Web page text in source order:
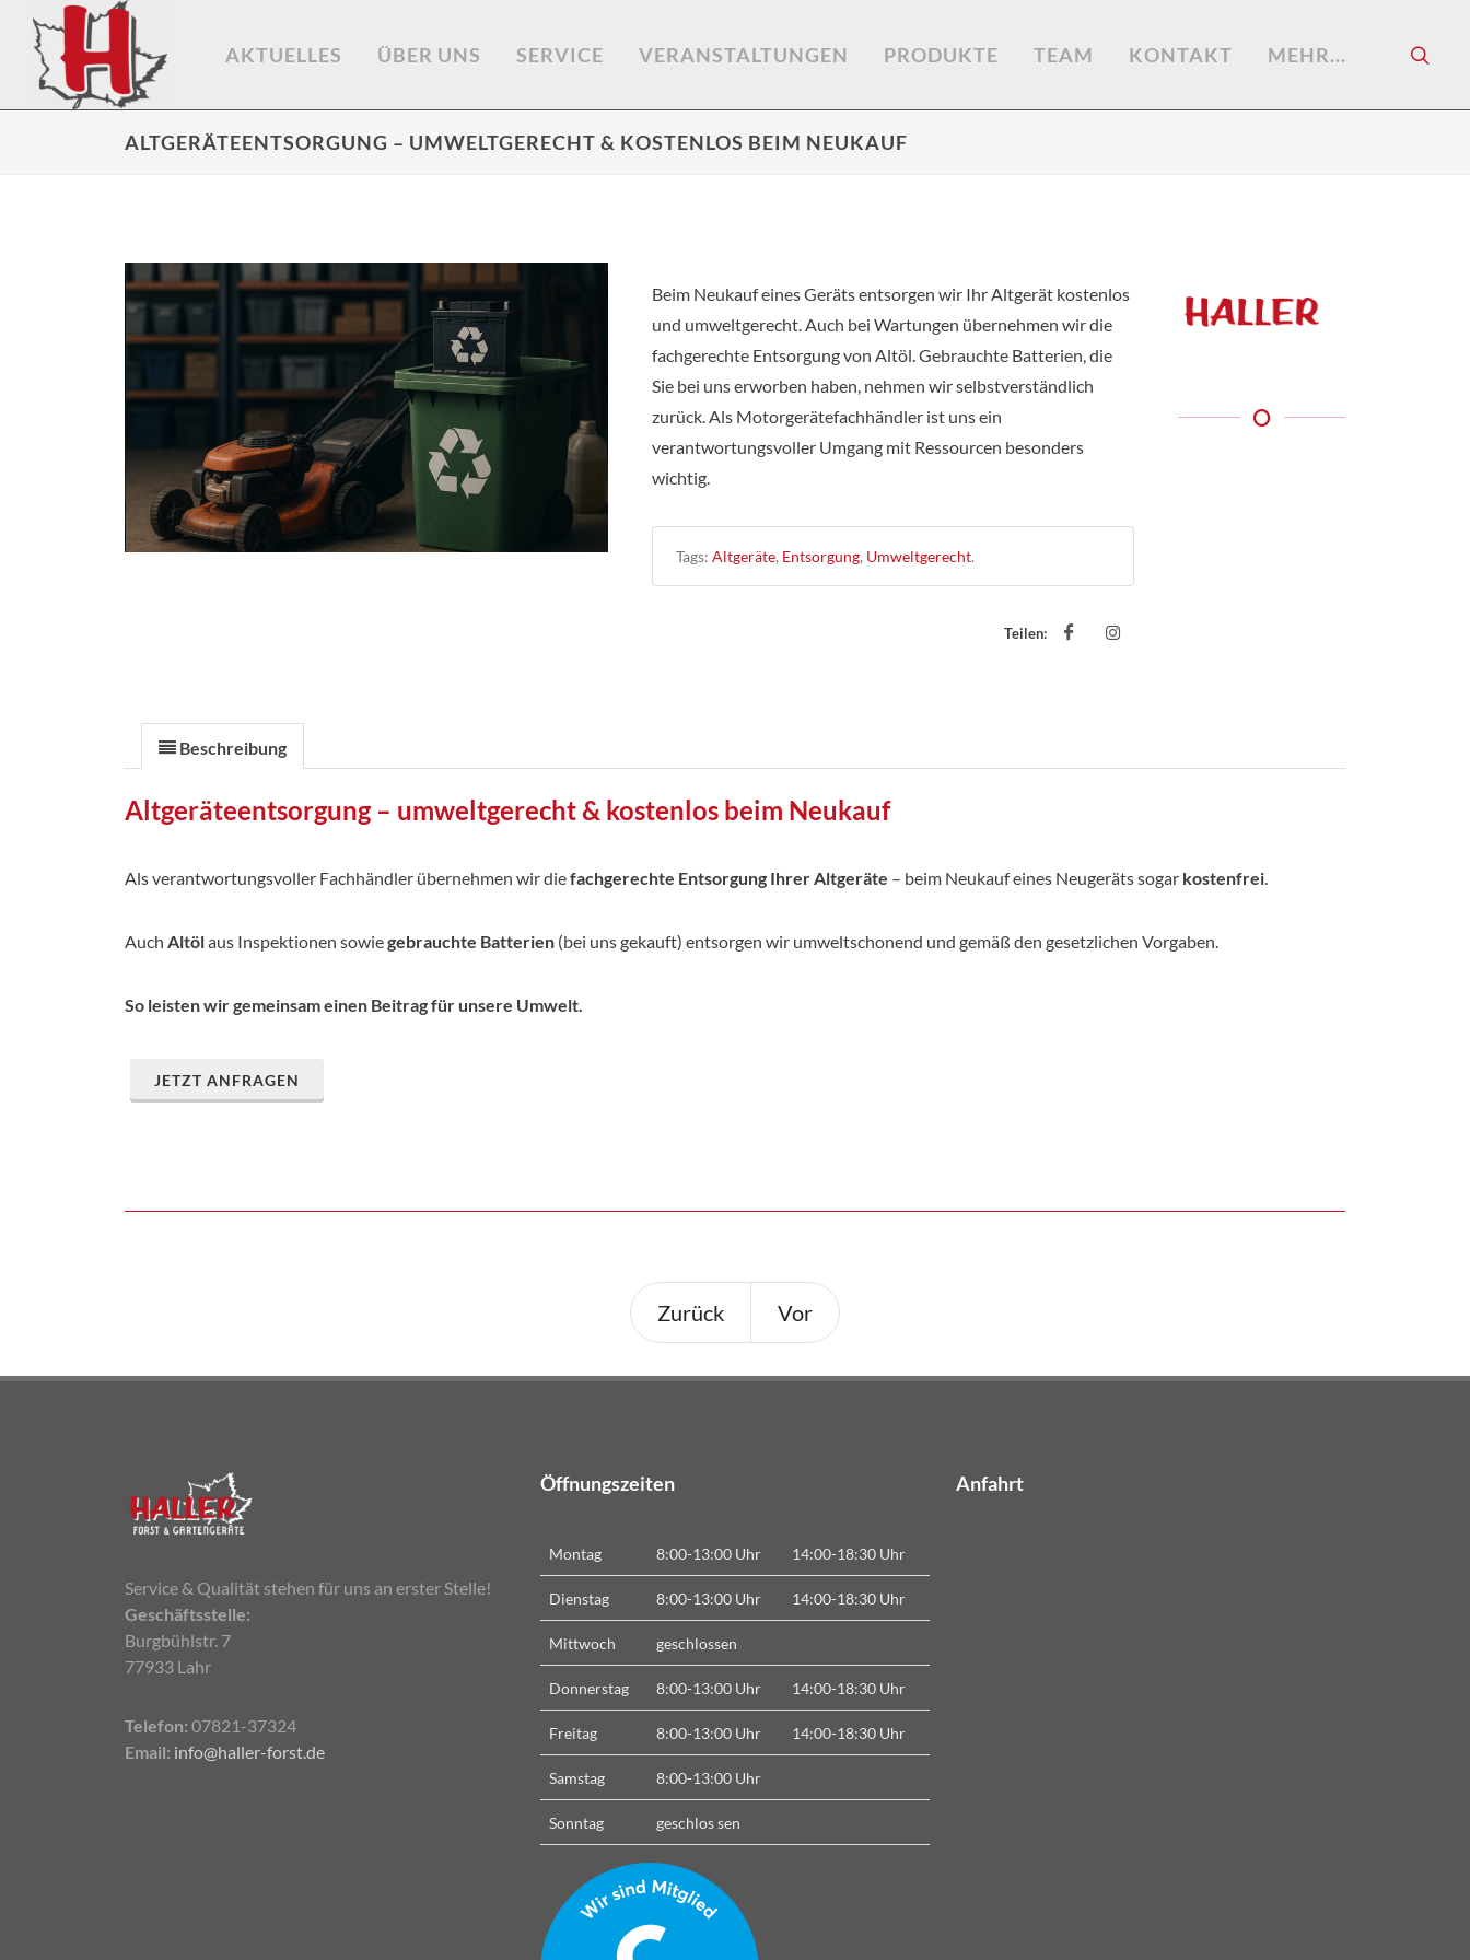
AKTUELLES ÜBER UNS SERVICE VERANSTALTUNGEN PRODUKTE TEAM KONTAKT MEHR...
ALTGERÄTEENTSORGUNG – UMWELTGERECHT & KOSTENLOS BEIM NEUKAUF
Beim Neukauf eines Geräts entsorgen wir Ihr Altgerät kostenlos
und umweltgerecht. Auch bei Wartungen übernehmen wir die
fachgerechte Entsorgung von Altöl. Gebrauchte Batterien, die
Sie bei uns erworben haben, nehmen wir selbstverständlich
zurück. Als Motorgerätefachhändler ist uns ein
verantwortungsvoller Umgang mit Ressourcen besonders
wichtig.
Tags: Altgeräte, Entsorgung, Umweltgerecht.
Teilen:
Beschreibung
Altgeräteentsorgung – umweltgerecht & kostenlos beim Neukauf
Als verantwortungsvoller Fachhändler übernehmen wir diefachgerechte Entsorgung Ihrer Altgeräte – beim Neukauf eines Neugeräts sogar kostenfrei.
Auch Altölaus Inspektionen sowiegebrauchte Batterien (bei uns gekauft) entsorgen wir umweltschonend und gemäß den gesetzlichen Vorgaben.
So leisten wir gemeinsam einen Beitrag für unsere Umwelt.
JETZT ANFRAGEN
Zurück Vor
Service & Qualität stehen für uns an erster Stelle!
Geschäftsstelle:
Burgbühlstr. 7
77933 Lahr
Telefon: 07821-37324
Email: info@haller-forst.de
Öffnungszeiten
Montag 8:00-13:00 Uhr 14:00-18:30 Uhr
Dienstag 8:00-13:00 Uhr 14:00-18:30 Uhr
Mittwoch geschlossen
Donnerstag 8:00-13:00 Uhr 14:00-18:30 Uhr
Freitag 8:00-13:00 Uhr 14:00-18:30 Uhr
Samstag 8:00-13:00 Uhr
Sonntag geschlossen
Anfahrt